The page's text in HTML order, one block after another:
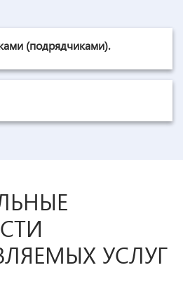
(подрядчиками).
УСЛУГ